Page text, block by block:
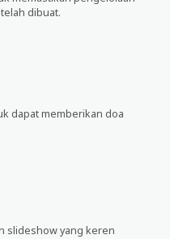
dibuat.
dapat memberikan doa
slideshow yang keren